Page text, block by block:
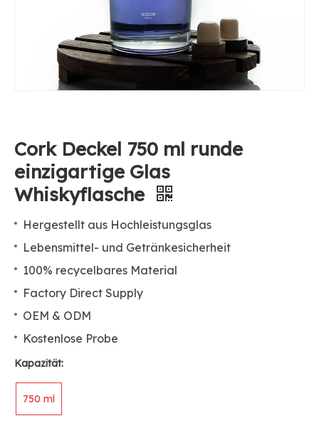
Cork Deckel 750 ml runde
einzigartige Glas
Whiskyflasche
Hergestellt aus Hochleistungsglas
Lebensmittel- und Getränkesicherheit
100% recycelbares Material
Factory Direct Supply
OEM & ODM
Kostenlose Probe
Kapazität:
750 ml